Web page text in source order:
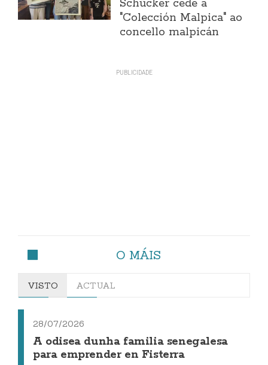
Schücker cede a
"Colección Malpica" ao
concello malpicán
O MÁIS
VISTO ACTUAL
28/07/2026
A odisea dunha familia senegalesa
para emprender en Fisterra